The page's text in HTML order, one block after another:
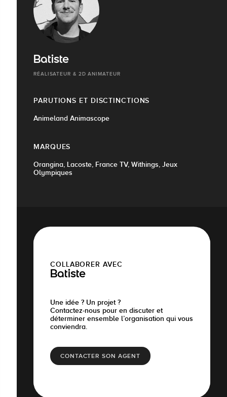
Batiste
RÉALISATEUR & 2D ANIMATEUR
PARUTIONS ET DISCTINCTIONS
Animeland Animascope
MARQUES
Orangina, Lacoste, France TV, Withings, Jeux
Olympiques
COLLABORER AVEC
Batiste
Une idée ? Un projet ?
Contactez-nous pour en discuter et
déterminer ensemble l’organisation qui vous
conviendra.
CONTACTER SON AGENT